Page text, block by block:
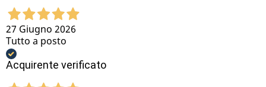
27 Giugno 2026
Tutto a posto
Acquirente verificato